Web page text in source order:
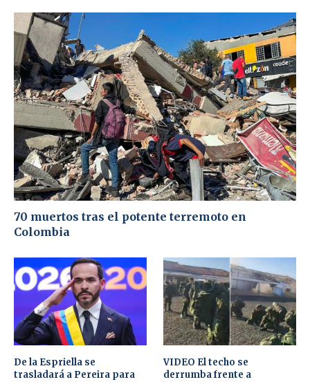
70 muertos tras el potente terremoto en
Colombia
De la Espriella se
trasladará a Pereira para
VIDEO El techo se
derrumba frente a